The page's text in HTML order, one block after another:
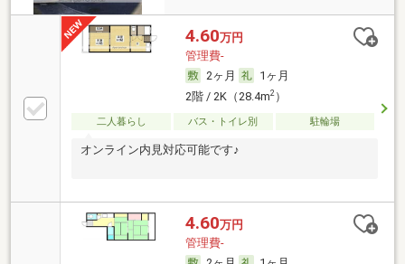
4.60万円
管理費-
2ヶ月
1ヶ月
2階 / 2K（28.4m2）
二人暮らし バス・トイレ別 駐輪場
オンライン内見対応可能です♪
4.60万円
管理費-